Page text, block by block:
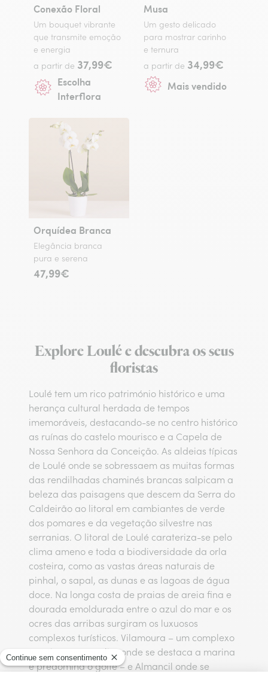
Conexão Floral
Um bouquet vibrante
que transmite emoção
e energia
a partir de 37,99€
Escolha
Interflora
Musa
Um gesto delicado
para mostrar carinho
e ternura
a partir de 34,99€
Mais vendido
Orquídea Branca
Elegância branca
pura e serena
47,99€
Explore Loulé e descubra os seus
floristas
Loulé tem um rico património histórico e uma
herança cultural herdada de tempos
imemoráveis, destacando-se no centro histórico
as ruínas do castelo mourisco e a Capela de
Nossa Senhora da Conceição. As aldeias típicas
de Loulé onde se sobressaem as muitas formas
das rendilhadas chaminés brancas salpicam a
beleza das paisagens que descem da Serra do
Caldeirão ao litoral em cambiantes de verde
dos pomares e da vegetação silvestre nas
serranias. O litoral de Loulé carateriza-se pelo
clima ameno e toda a biodiversidade da orla
costeira, como as vastas áreas naturais de
pinhal, o sapal, as dunas e as lagoas de água
doce. Na longa costa de praias de areia fina e
dourada emoldurada entre o azul do mar e os
ocres das arribas surgiram os luxuosos
complexos turísticos. Vilamoura – um complexo
turístico cosmopolita onde se destaca a marina
e predomina o golfe – e Almancil onde se